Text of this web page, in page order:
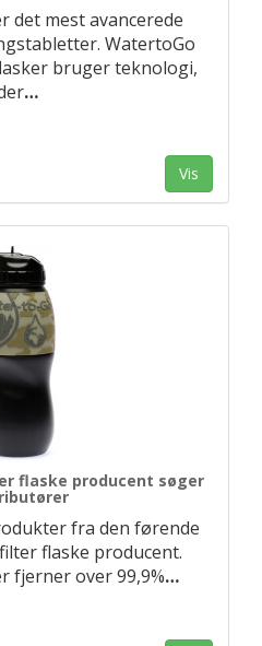
det mest avancerede
WatertoGo
bruger teknologi,
…
Vis
flaske producent søger
fra den førende
flaske producent.
fjerner over 99,9%…